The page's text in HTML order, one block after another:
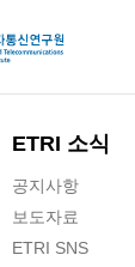
ETRI 소식
공지사항
보도자료
ETRI SNS